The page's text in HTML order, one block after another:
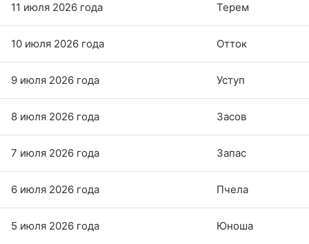
11 июля 2026 года Терем
10 июля 2026 года Отток
9 июля 2026 года Уступ
8 июля 2026 года Засов
7 июля 2026 года Запас
6 июля 2026 года Пчела
5 июля 2026 года Юноша